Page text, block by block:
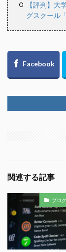
【評判】大
グスクール
関連する記事
プロ